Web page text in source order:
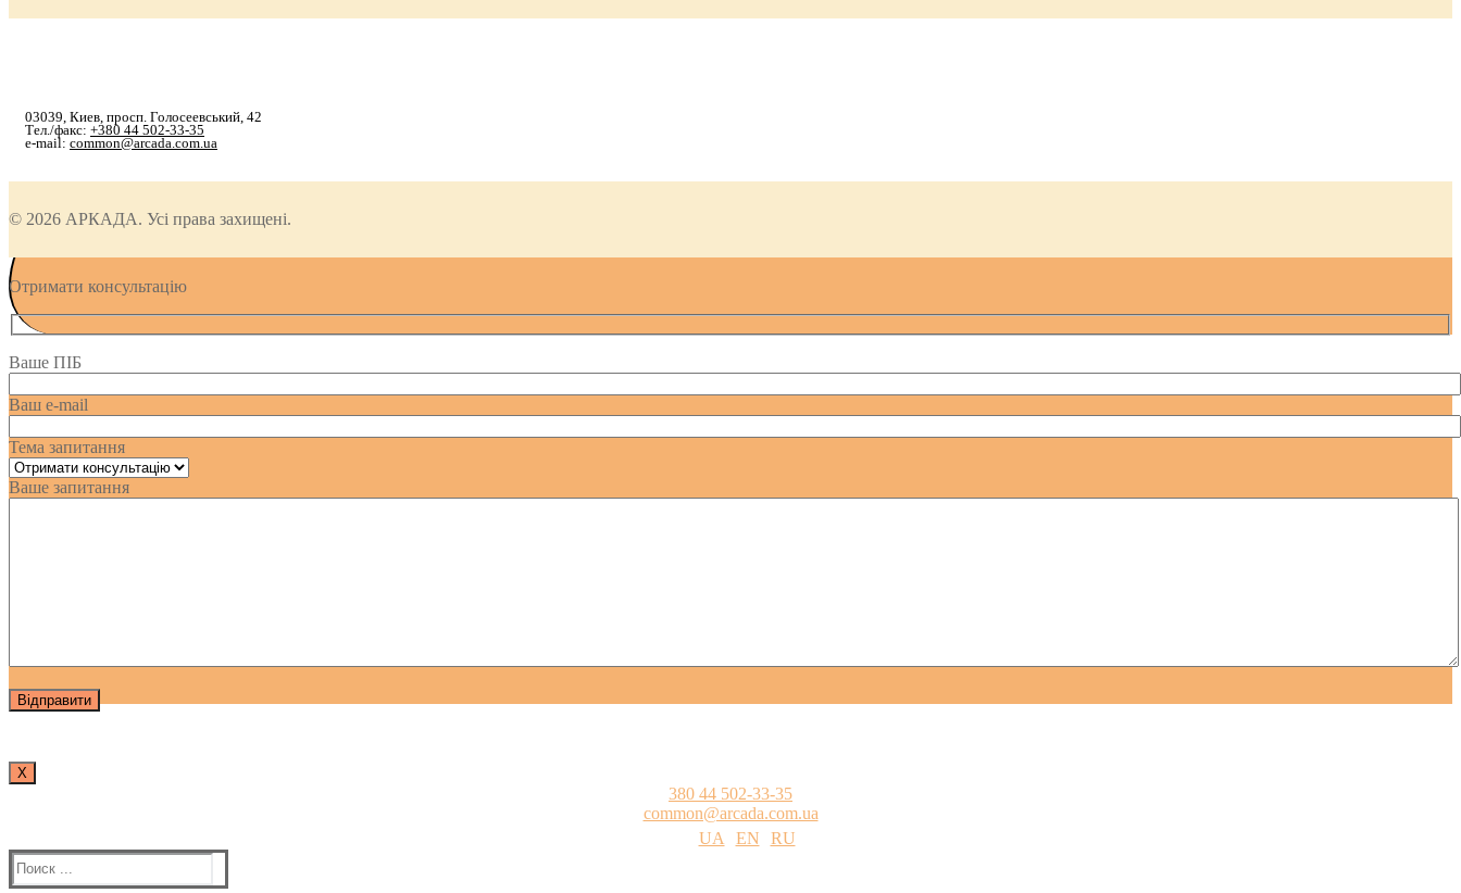
03039, Киев, просп. Голосеевський, 42
Тел./факс: +380 44 502-33-35
e-mail: common@arcada.com.ua
© 2026 АРКАДА. Усі права захищені.
Отримати консультацію
Ваше ПІБ
Ваш e-mail
Тема запитання
Ваше запитання
Х
380 44 502-33-35
common@arcada.com.ua
UA
EN
RU
Найти: